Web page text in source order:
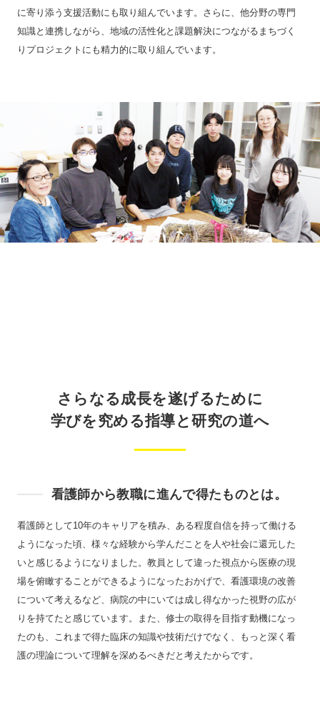
に寄り添う支援活動にも取り組んでいます。さらに、他分野の専門
知識と連携しながら、地域の活性化と課題解決につながるまちづく
りプロジェクトにも精力的に取り組んでいます。
さらなる成長を遂げるために
学びを究める指導と研究の道へ
看護師から教職に進んで得たものとは。
看護師として10年のキャリアを積み、ある程度自信を持って働ける
ようになった頃、様々な経験から学んだことを人や社会に還元した
いと感じるようになりました。教員として違った視点から医療の現
場を俯瞰することができるようになったおかげで、看護環境の改善
について考えるなど、病院の中にいては成し得なかった視野の広が
りを持てたと感じています。また、修士の取得を目指す動機になっ
たのも、これまで得た臨床の知識や技術だけでなく、もっと深く看
護の理論について理解を深めるべきだと考えたからです。